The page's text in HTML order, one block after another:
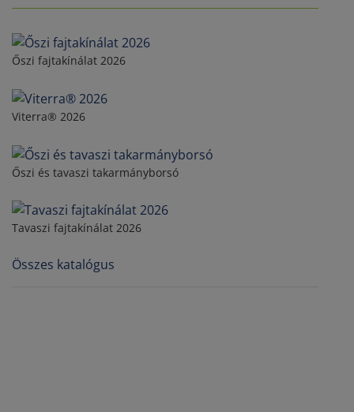
Őszi fajtakínálat 2026
Viterra® 2026
Őszi és tavaszi takarmányborsó
Tavaszi fajtakínálat 2026
Összes katalógus